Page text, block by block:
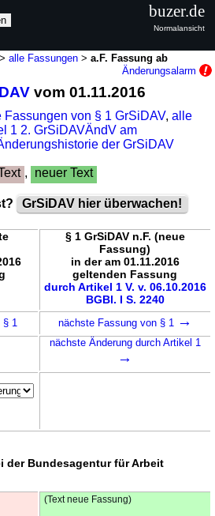
>alle Fassungen >a.F. Fassung ab
Änderungsalarm
vom 01.11.2016
Fassungen von § 1 GrSiDAV,alle
1 2. GrSiDAVÄndV am
der GrSiDAV
, neuer Text
GrSiDAV hier überwachen!
§ 1 GrSiDAV n.F. (neue
Fassung)
in der am 01.11.2016
geltenden Fassung
durch Artikel 1 V. v. 06.10.2016
BGBl. I S. 2240
1 nächste Fassung von § 1 →
nächste Änderung durch Artikel 1
→
der Bundesagentur für Arbeit
(Text neue Fassung)
buzer.de
Normalansicht